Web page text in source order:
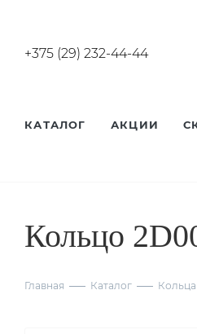
+375 (29) 232-44-44
КАТАЛОГ АКЦИИ
Кольцо
Главная Каталог Кольца